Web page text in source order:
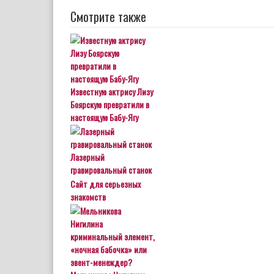
Смотрите также
Известную актрису Лизу
Боярскую превратили в
настоящую Бабу-Ягу
Лазерный
гравировальный станок
Сайт для серьезных
знакомств